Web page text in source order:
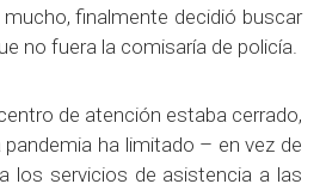
finalmente decidió buscar
no fuera la comisaría de policía.
de atención estaba cerrado,
ha limitado – en vez de
los servicios de asistencia a las